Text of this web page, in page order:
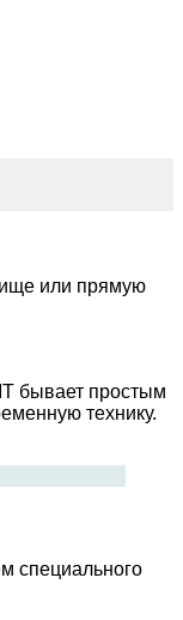
или прямую
бывает простым
технику.
специального